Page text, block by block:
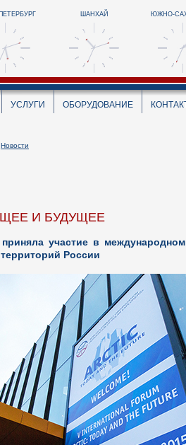
ШАНХАЙ ЮЖНО-
УСЛУГИ ОБОРУДОВАНИЕ
Новости
И БУДУЩЕЕ
участие в
России